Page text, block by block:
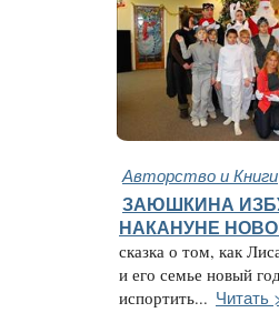
Авторство и Книги
ЗАЮШКИНА
НАКАНУНЕ
сказка о том, как
и его семье новый
испортить... Читать